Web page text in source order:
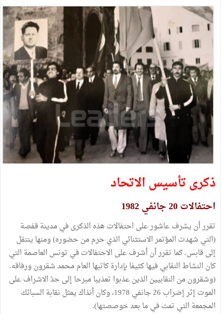
ذكرى تأسيس الاتحاد
احتفالات 20 جانفي 1982
تقرر أن يشرف عاشور على احتفالات هذه الذكرى في مدينة قفصة
(التي شهدت المؤتمر الاستثنائي الذي حرم من حضوره) ومنها ينتقل
إلى قابس. كما تقرر أن أشرف على الاحتفالات في تونس العاصمة التي
كان النشاط النقابي فيها كثيفا بإدارة كاتبها العام محمد شقرون ورفاقه.
(وشقرون من النقابيين الذين عذبوا تعذيبا مبرحا إلى حدّ الاشراف على
الموت إثر إضراب 26 جانفي 1978، وكان أنذاك يمثل نقابة السبائك
المجمعة التي تمت في ما بعد خوصصتها).